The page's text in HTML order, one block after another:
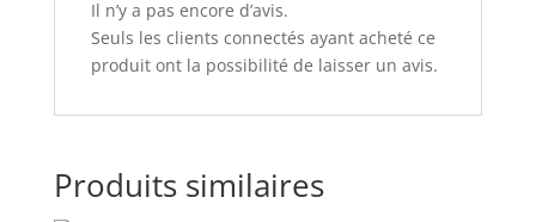
Il n’y a pas encore d’avis.
Seuls les clients connectés ayant acheté ce
produit ont la possibilité de laisser un avis.
Produits similaires